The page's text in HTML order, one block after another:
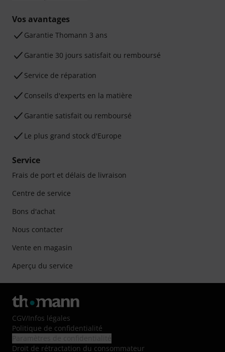
Vos avantages
Ga­ran­tie Thomann 3 ans
Garantie 30 jours satisfait ou remboursé
Service de réparation
Conseils d'experts en la matière
Garantie satisfait ou remboursé
Le plus grand stock d'Europe
Service
Frais de port et délais de livraison
Centre de service
Bons d'achat
Nous contacter
Vente en magasin
Aperçu du service
CGV/Infos légales
Politique de confidentialité
Droit de rétractation du consommateur